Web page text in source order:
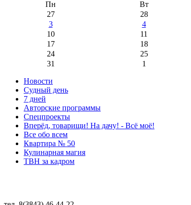
Пн Вт
27
28
3
4
10
11
17
18
24
25
31
1
Новости
Судный день
7 дней
Авторские программы
Спецпроекты
Вперёд, товарищи! На дачу! - Всё моё!
Все обо всем
Квартира № 50
Кулинарная магия
ТВН за кадром